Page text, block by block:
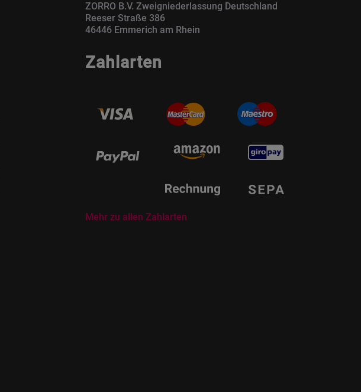
ZORRO B.V. Zweigniederlassung Deutschland
Reeser Straße 386
46446 Emmerich am Rhein
Zahlarten
Mehr zu allen Zahlarten